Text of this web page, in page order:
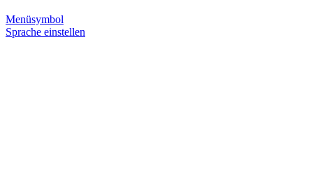
Menüsymbol
Sprache einstellen